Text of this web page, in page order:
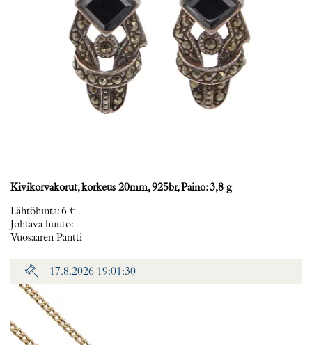
Kivikorvakorut, korkeus 20mm, 925br, Paino: 3,8 g
Lähtöhinta:6 €
Johtava huuto:-
Vuosaaren Pantti
17.8.2026 19:01:30